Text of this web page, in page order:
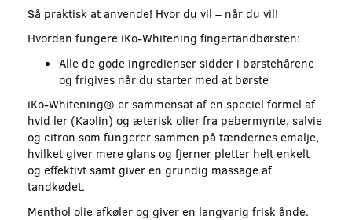
Så praktisk at anvende! Hvor du vil – når du vil!
Hvordan fungere iKo-Whitening fingertandbørsten:
Alle de gode ingredienser sidder i børstehårene
og frigives når du starter med at børste
iKo-Whitening® er sammensat af en speciel formel af
hvid ler (Kaolin) og æterisk olier fra pebermynte, salvie
og citron som fungerer sammen på tændernes emalje,
hvilket giver mere glans og fjerner pletter helt enkelt
og effektivt samt giver en grundig massage af
tandkødet.
Menthol olie afkøler og giver en langvarig frisk ånde.